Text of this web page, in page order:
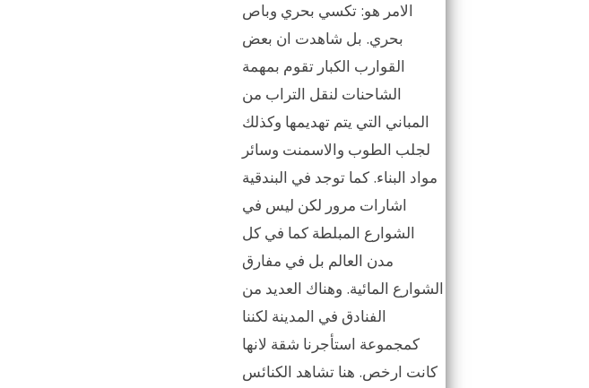
الامر هو: تكسي بحري وباص
بحري. بل شاهدت ان بعض
القوارب الكبار تقوم بمهمة
الشاحنات لنقل التراب من
المباني التي يتم تهديمها وكذلك
لجلب الطوب والاسمنت وسائر
مواد البناء. كما توجد في البندقية
اشارات مرور لكن ليس في
الشوارع المبلطة كما في كل
مدن العالم بل في مفارق
الشوارع المائية. وهناك العديد من
الفنادق في المدينة لكننا
كمجموعة استأجرنا شقة لانها
كانت ارخص. هنا تشاهد الكنائس